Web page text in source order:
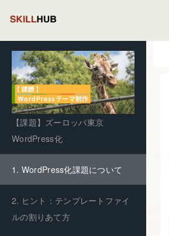
【課題】ズーロッパ東京
WordPress化
1. WordPress化課題について
2. ヒント：テンプレートファイ
ルの割りあて方